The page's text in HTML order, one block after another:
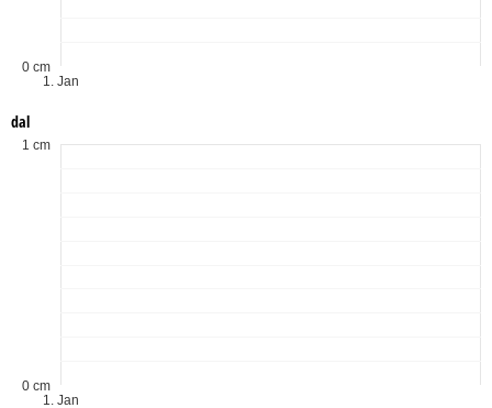
1. Jan
0 cm
dal
1. Jan
0 cm
1 cm